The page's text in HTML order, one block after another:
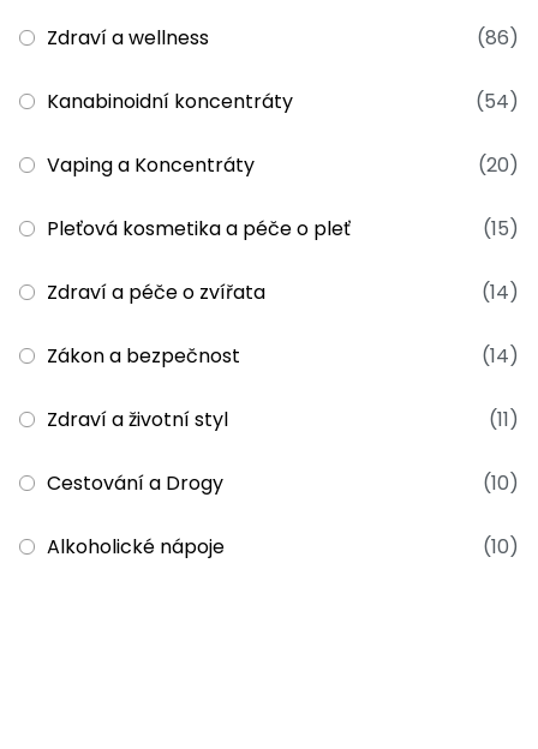
Zdraví a wellness (86)
Kanabinoidní koncentráty (54)
Vaping a Koncentráty (20)
Pleťová kosmetika a péče o pleť (15)
Zdraví a péče o zvířata (14)
Zákon a bezpečnost (14)
Zdraví a životní styl (11)
Cestování a Drogy (10)
Alkoholické nápoje (10)